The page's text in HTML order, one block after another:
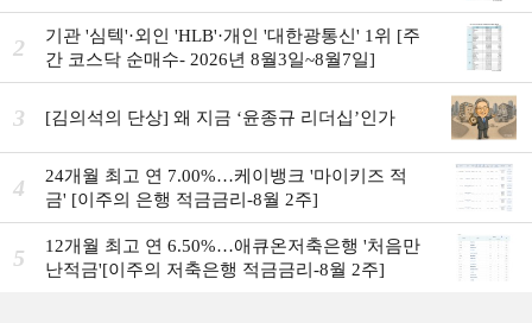
7일]
2
기관 '심텍'·외인 'HLB'·개인 '대한광통신' 1위 [주
간 코스닥 순매수- 2026년 8월3일~8월7일]
3 [김의석의 단상] 왜 지금 ‘윤종규 리더십’인가
4
24개월 최고 연 7.00%…케이뱅크 '마이키즈 적
금' [이주의 은행 적금금리-8월 2주]
5
12개월 최고 연 6.50%…애큐온저축은행 '처음만
난적금'[이주의 저축은행 적금금리-8월 2주]